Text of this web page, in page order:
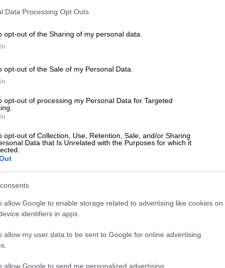
Data Processing Opt Outs
opt-out of the Sharing of my personal data.
opt-out of the Sale of my Personal Data.
opt-out of processing my Personal Data for Targeted
opt-out of Collection, Use, Retention, Sale, and/or Sharing
Data that Is Unrelated with the Purposes for which it
allow Google to enable storage related to advertising like cookies on
identifiers in apps.
allow my user data to be sent to Google for online advertising
allow Google to send me personalized advertising.
Επιτροπή Δεοντολογίας:
Εισηγείται άρση ασυλίας της
μήνυση Κουσουλού
η επικεφαλής της Πλεύσης
Ελευθερίας
Κυριαζίδης: Στην Επιτροπή
Κακλαμάνη για την επίθεση στην